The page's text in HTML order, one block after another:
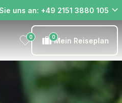
uns an: +49 2151 3880 105
0 0Mein Reiseplan